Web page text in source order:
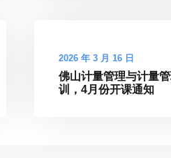
2026 年 3 月 16 日
佛山计量管理与计量
训，4月份开课通知